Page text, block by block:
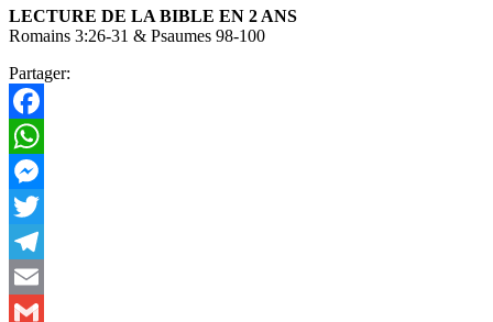
LECTURE DE LA BIBLE EN 2 ANS
Romains 3:26-31 & Psaumes 98-100
Partager:
Facebook
WhatsApp
Messenger
Twitter
Telegram
Email